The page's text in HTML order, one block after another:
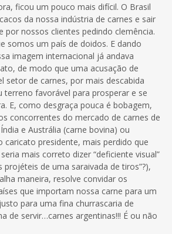
ficou um pouco mais difícil. O Brasil
da nossa indústria de carnes e sair
por nossos clientes pedindo clemência.
somos um país de doidos. E dando
imagem internacional já andava
de modo que uma acusação de
setor de carnes, por mais descabida
terreno favorável para prosperar e se
E, como desgraça pouca é bobagem,
concorrentes do mercado de carnes de
e Austrália (carne bovina) ou
caricato presidente, mais perdido que
mais correto dizer “deficiente visual”
de uma saraivada de tiros”?),
maneira, resolve convidar os
que importam nossa carne para um
para uma fina churrascaria de
de servir…carnes argentinas!!! É ou não